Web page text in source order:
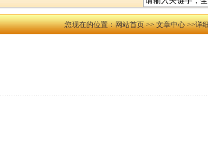
您现在的位置：网站首页>>文章中心>>详